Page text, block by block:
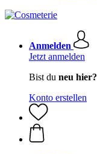
Anmelden
Jetzt anmelden
Bist du neu hier?
Konto erstellen